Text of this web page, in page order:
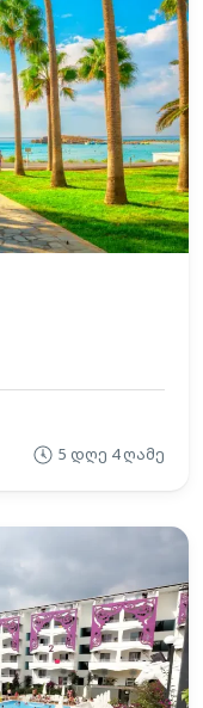
5 დღე 4 ღამე